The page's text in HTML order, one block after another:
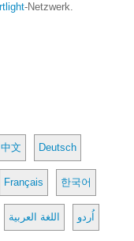
-Netzwerk.
中文 Deutsch
Français 한국어
اللغة العربية اُردو